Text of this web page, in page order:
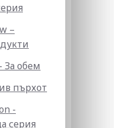
–
За обем
пърхот
-
серия